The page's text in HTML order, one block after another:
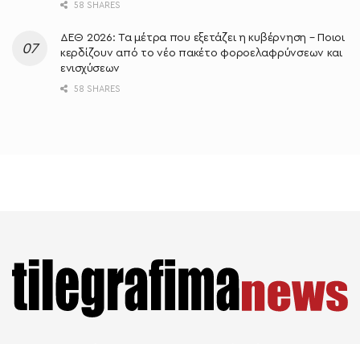
58 SHARES
ΔΕΘ 2026: Τα μέτρα που εξετάζει η κυβέρνηση – Ποιοι
κερδίζουν από το νέο πακέτο φοροελαφρύνσεων και
ενισχύσεων
58 SHARES